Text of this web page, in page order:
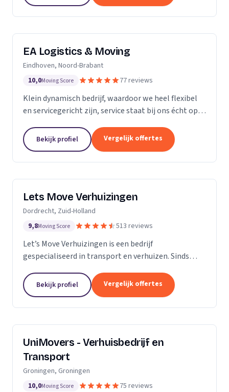
EA Logistics & Moving
Eindhoven, Noord-Brabant
10,0Moving Score 77 reviews
Klein dynamisch bedrijf, waardoor we heel flexibel
en servicegericht zijn, service staat bij ons écht op
Bekijk profiel Vergelijk offertes
Lets Move Verhuizingen
Dordrecht, Zuid-Holland
9,8Moving Score 513 reviews
Let’s Move Verhuizingen is een bedrijf
gespecialiseerd in transport en verhuizen. Sinds
van de KvK. Door de toename van opdrachtgevers
hebben wij...
Bekijk profiel Vergelijk offertes
UniMovers - Verhuisbedrijf en
Transport
Groningen, Groningen
10,0Moving Score 75 reviews